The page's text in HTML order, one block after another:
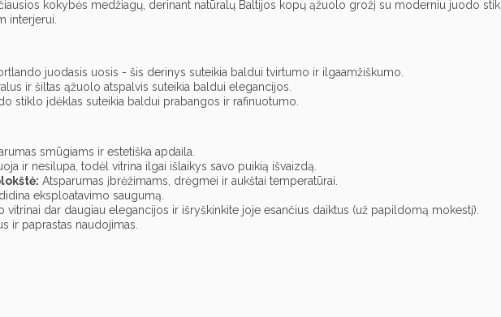
kokybės medžiagų, derinant natūralų Baltijos kopų ąžuolo grožį su moderniu juodo
interjerui.
juodasis uosis - šis derinys suteikia baldui tvirtumo ir ilgaamžiškumo.
ir šiltas ąžuolo atspalvis suteikia baldui elegancijos.
stiklo įdėklas suteikia baldui prabangos ir rafinuotumo.
smūgiams ir estetiška apdaila.
ir nesilupa, todėl vitrina ilgai išlaikys savo puikią išvaizdą.
Atsparumas įbrėžimams, drėgmei ir aukštai temperatūrai.
eksploatavimo saugumą.
vitrinai dar daugiau elegancijos ir išryškinkite joje esančius daiktus (už papildomą mokestį).
ir paprastas naudojimas.